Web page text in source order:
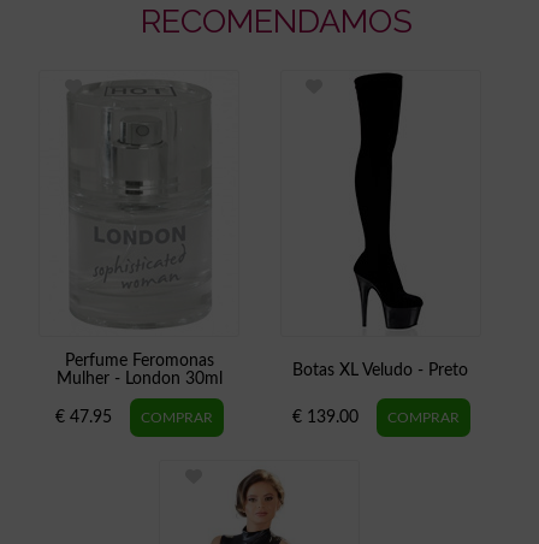
RECOMENDAMOS
Perfume Feromonas
Mulher - London 30ml
€ 47.95
Botas XL Veludo - Preto
€ 139.00